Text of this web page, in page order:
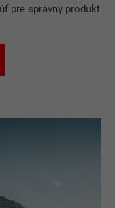
pre správny produkt